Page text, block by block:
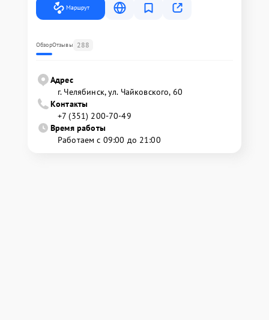
Маршрут
ОбзорОтзывы 288
Адрес
г. Челябинск, ул. Чайковского, 60
Контакты
+7 (351) 200-70-49
Время работы
Работаем с 09:00 до 21:00